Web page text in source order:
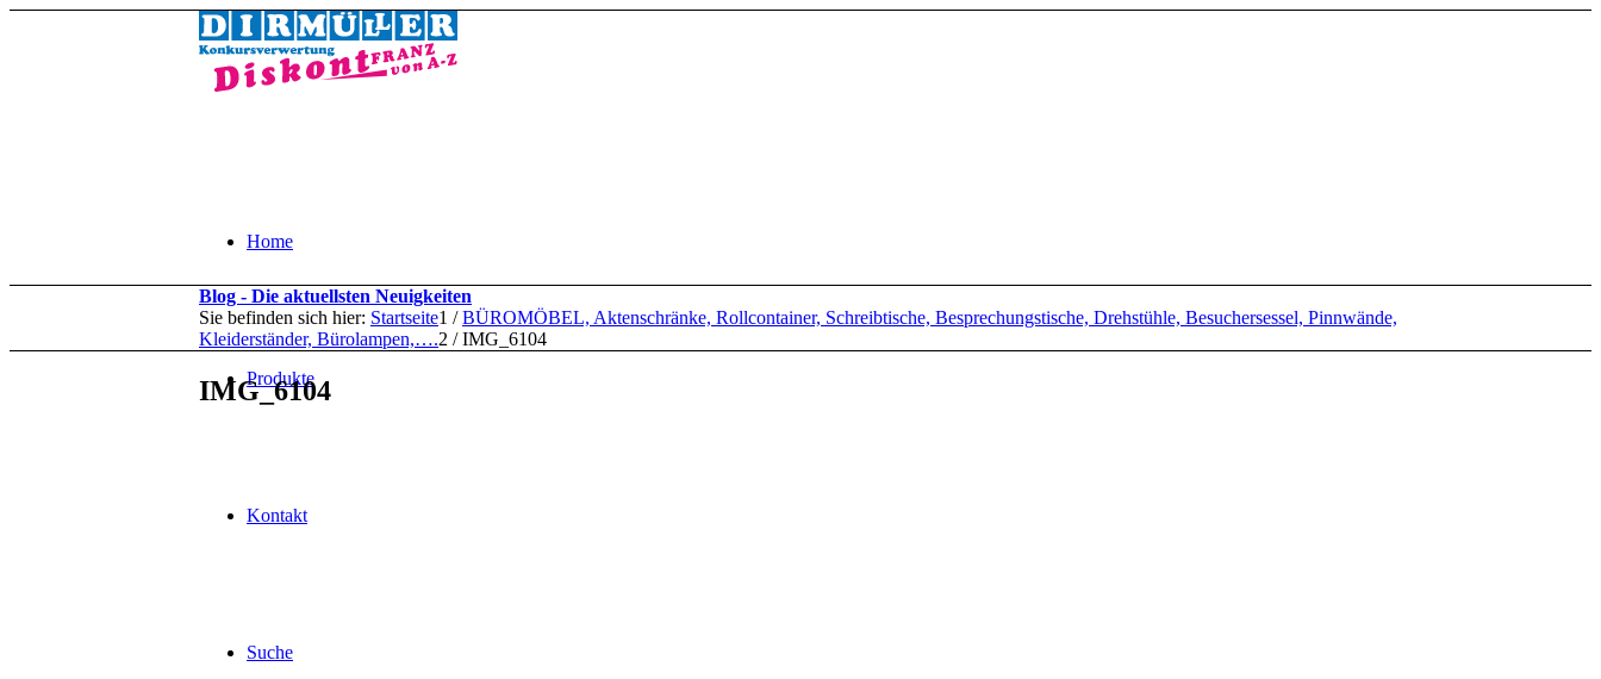
Home
Produkte
Kontakt
Suche
Blog - Die aktuellsten Neuigkeiten
Sie befinden sich hier: Startseite1 / BÜROMÖBEL, Aktenschränke, Rollcontainer, Schreibtische, Besprechungstische, Drehstühle, Besuchersessel, Pinnwände,
Kleiderständer, Bürolampen,….2 / IMG_6104
IMG_6104